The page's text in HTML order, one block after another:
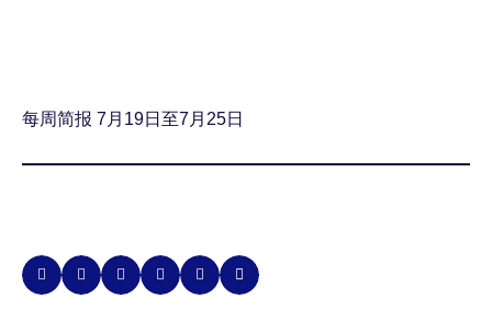
每周简报 7月19日至7月25日